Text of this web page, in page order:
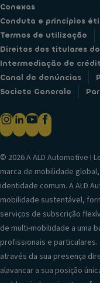
Conexas
Conduta e princípios
Termos de utilização
Direitos dos titulares
Intermediação de
Canal de denúncias
Societe Generale
© 2026 A ALD Automotive I
marca de mobilidade
identidade comum. A ALD
mobilidade sustentável,
serviços de subscrição
de multi-mobilidade a uma
profissionais e particulares.
através da sua presença
alavancar a sua posição